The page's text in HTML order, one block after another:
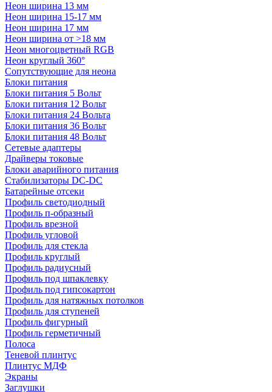
Неон ширина 13 мм
Неон ширина 15-17 мм
Неон ширина 17 мм
Неон ширина от >18 мм
Неон многоцветный RGB
Неон круглый 360°
Сопутствующие для неона
Блоки питания
Блоки питания 5 Вольт
Блоки питания 12 Вольт
Блоки питания 24 Вольта
Блоки питания 36 Вольт
Блоки питания 48 Вольт
Сетевые адаптеры
Драйверы токовые
Блоки аварийного питания
Стабилизаторы DC-DC
Батарейные отсеки
Профиль светодиодный
Профиль п-образный
Профиль врезной
Профиль угловой
Профиль для стекла
Профиль круглый
Профиль радиусный
Профиль под шпаклевку
Профиль под гипсокартон
Профиль для натяжных потолков
Профиль для ступеней
Профиль фигурный
Профиль герметичный
Полоса
Теневой плинтус
Плинтус МДФ
Экраны
Заглушки